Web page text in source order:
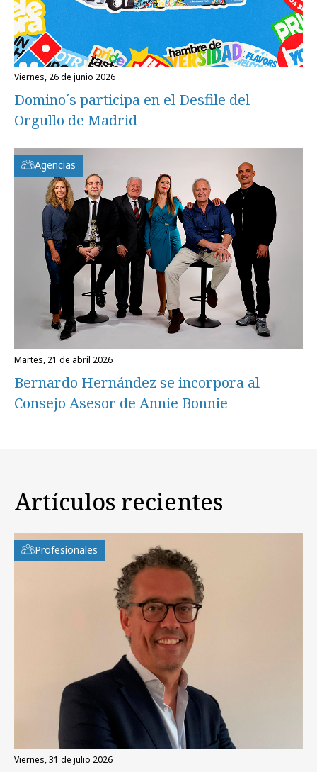
viernes, 26 de junio 2026
Domino´s participa en el Desfile del
Orgullo de Madrid
Agencias
martes, 21 de abril 2026
Bernardo Hernández se incorpora al
Consejo Asesor de Annie Bonnie
Artículos recientes
Profesionales
viernes, 31 de julio 2026